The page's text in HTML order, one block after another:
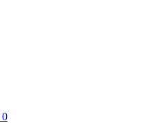
0